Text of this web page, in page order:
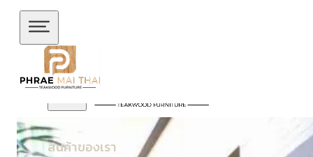
ข้ามไปยังเนื้อหาหลัก
สินค้าของเรา